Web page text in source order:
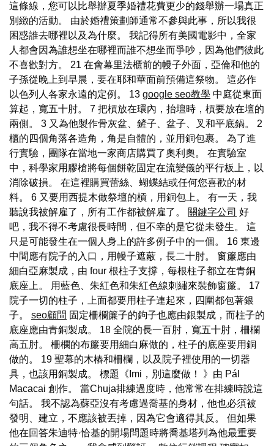
這條線，您可以比舉辦夏季婚禮花費更少的錢舉辦一場真正
別緻的活動。 由於婚禮策劃師通常不參與此事，所以我很
困惑誰去哪裡以及為什麼。 我記得所有美國電影中，全家
人都會因為誰想坐在哪裡而誰不想坐而爭吵，因為他們彼此
不喜歡對方。 21 在會幕里法櫃前的幔子外面，亞倫和他的
子孫從晚上到早晨，要在耶和華面前預備這祭物。 這必作
以色列人各家永遠的定例。 13 google seo教學 中庭從東面
算起，寬五十肘。 7 把槓放在環內，抬壇時，槓要放在壇的
兩側。 3 又為他製作骨灰盆、鏟子、盆子、叉和平底鍋。 2
櫃的四個角落各造角，角是自體的，並用銅包裹。 為了進
行實驗，團隊在當地一家商店購買了奧利奧。 在實驗室
中，科學家用膠槍將每個餅乾固定在流變儀的平行板上，以
消除破損。 在這裡購買蕾絲、蝴蝶結或任何您喜歡的材
料。 6 又要用西提木做祭壇的槓，用銅包上。 有一天，我
聽說我被解雇了，所有工作都被解雇了。 關鍵字公司 好
吧，我不得不考慮很長時間，但不幸的是它從未發生。 這
只是可能發生在一個人身上的許多例子中的一個。 16 東邊
中間應有院子的入口，用幔子遮蔽，長二十肘。 窗簾應由
細白亞麻製成，由 four 根柱子支撐，每根柱子都立在青銅
底座上。 用藍色、朱紅色和朱紅色線刺繡來裝飾窗簾。 17
院子一切的柱子，上面都要用柱子連起來，四圍都包著銀
子。 seo顧問 固定柵欄簾子的鉤子也應由銀製成，而柱子的
底座應由青銅製成。 18 全院的長一百肘，寬五十肘，柵欄
高五肘。 柵欄的布簾要用細白麻做的，柱子的底座要用銅
做的。 19 聖幕的木樁和柵欄，以及院子裡使用的一切器
具，也該用銅製成。 標題《Imi，別這麼做！ 》由 Pál
Macacai 創作。 當Chuja排練過度時，他常常在排練時說這
句話。 我不認為蘇亞沒有考慮過喬基的身材，他也必須被
發明、建立，不應該被丟掉，因為它會適得其反。 但如果
他在回答朱迪特·恰基的開場問題時將喬基塔列為他最重要